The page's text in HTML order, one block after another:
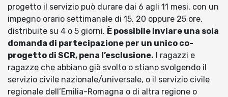
progetto il servizio può durare dai 6 agli 11 mesi, con un
impegno orario settimanale di 15, 20 oppure 25 ore,
distribuite su 4 o 5 giorni. È possibile inviare una sola
domanda di partecipazione per un unico co-
progetto di SCR, pena l’esclusione. I ragazzi e
ragazze che abbiano già svolto o stiano svolgendo il
servizio civile nazionale/universale, o il servizio civile
regionale dell’Emilia-Romagna o di altra regione o